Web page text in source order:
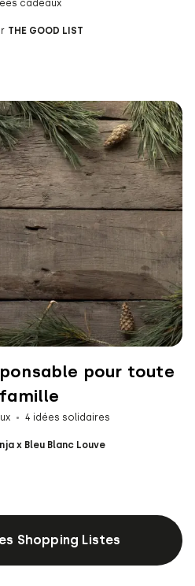
cadeaux
THE GOOD LIST
pour toute
4 idées solidaires
x Bleu Blanc Louve
Shopping Listes